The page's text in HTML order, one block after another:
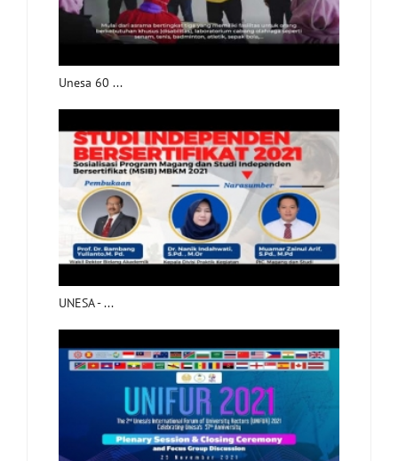
Unesa 60 ...
UNESA - ...